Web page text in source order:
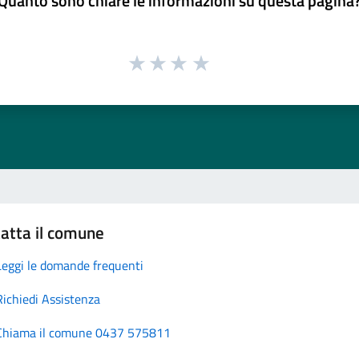
il comune
le domande frequenti
Assistenza
il comune 0437 575811